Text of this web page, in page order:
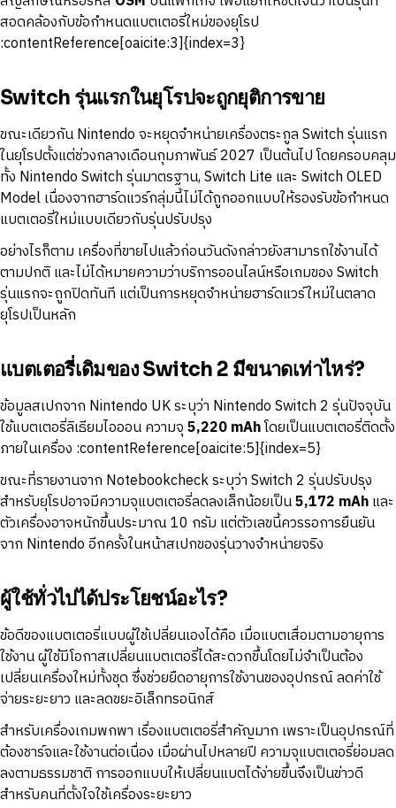
สอดคล้องกับข้อกำหนดแบตเตอรี่ใหม่ของยุโรป
:contentReference[oaicite:3]{index=3}
Switch รุ่นแรกในยุโรปจะถูกยุติการขาย
ขณะเดียวกัน Nintendo จะหยุดจำหน่ายเครื่องตระกูล Switch รุ่นแรก
ในยุโรปตั้งแต่ช่วงกลางเดือนกุมภาพันธ์ 2027 เป็นต้นไป โดยครอบคลุม
ทั้ง Nintendo Switch รุ่นมาตรฐาน, Switch Lite และ Switch OLED
Model เนื่องจากฮาร์ดแวร์กลุ่มนี้ไม่ได้ถูกออกแบบให้รองรับข้อกำหนด
แบตเตอรี่ใหม่แบบเดียวกับรุ่นปรับปรุง
อย่างไรก็ตาม เครื่องที่ขายไปแล้วก่อนวันดังกล่าวยังสามารถใช้งานได้
ตามปกติ และไม่ได้หมายความว่าบริการออนไลน์หรือเกมของ Switch
รุ่นแรกจะถูกปิดทันที แต่เป็นการหยุดจำหน่ายฮาร์ดแวร์ใหม่ในตลาด
ยุโรปเป็นหลัก
แบตเตอรี่เดิมของ Switch 2 มีขนาดเท่าไหร่?
ข้อมูลสเปกจาก Nintendo UK ระบุว่า Nintendo Switch 2 รุ่นปัจจุบัน
ใช้แบตเตอรี่ลิเธียมไอออน ความจุ5,220 mAhโดยเป็นแบตเตอรี่ติดตั้ง
ภายในเครื่อง :contentReference[oaicite:5]{index=5}
ขณะที่รายงานจาก Notebookcheck ระบุว่า Switch 2 รุ่นปรับปรุง
สำหรับยุโรปอาจมีความจุแบตเตอรี่ลดลงเล็กน้อยเป็น5,172 mAhและ
ตัวเครื่องอาจหนักขึ้นประมาณ 10 กรัม แต่ตัวเลขนี้ควรรอการยืนยัน
จาก Nintendo อีกครั้งในหน้าสเปกของรุ่นวางจำหน่ายจริง
ผู้ใช้ทั่วไปได้ประโยชน์อะไร?
ข้อดีของแบตเตอรี่แบบผู้ใช้เปลี่ยนเองได้คือ เมื่อแบตเสื่อมตามอายุการ
ใช้งาน ผู้ใช้มีโอกาสเปลี่ยนแบตเตอรี่ได้สะดวกขึ้นโดยไม่จำเป็นต้อง
เปลี่ยนเครื่องใหม่ทั้งชุด ซึ่งช่วยยืดอายุการใช้งานของอุปกรณ์ ลดค่าใช้
จ่ายระยะยาว และลดขยะอิเล็กทรอนิกส์
สำหรับเครื่องเกมพกพา เรื่องแบตเตอรี่สำคัญมาก เพราะเป็นอุปกรณ์ที่
ต้องชาร์จและใช้งานต่อเนื่อง เมื่อผ่านไปหลายปี ความจุแบตเตอรี่ย่อมลด
ลงตามธรรมชาติ การออกแบบให้เปลี่ยนแบตได้ง่ายขึ้นจึงเป็นข่าวดี
สำหรับคนที่ตั้งใจใช้เครื่องระยะยาว